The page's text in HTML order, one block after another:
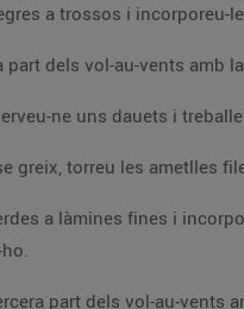
greix, torreu les ametlles
Talleu les olives verdes a